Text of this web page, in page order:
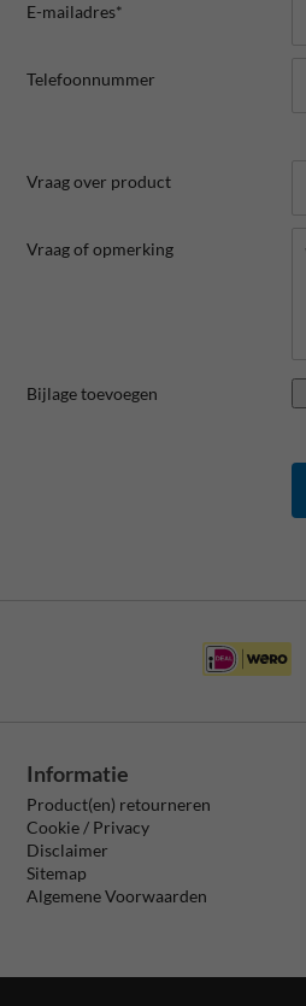
E-mailadres*
Telefoonnummer
Vraag over product
Vraag of opmerking
Bijlage toevoegen
Informatie
Product(en) retourneren
Cookie / Privacy
Disclaimer
Sitemap
Algemene Voorwaarden